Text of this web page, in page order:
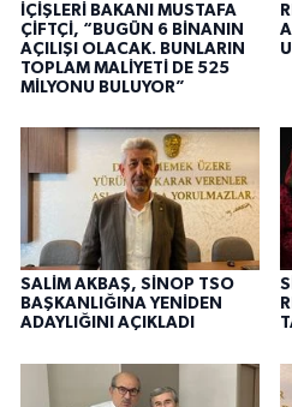
İÇİŞLERİ BAKANI MUSTAFA
ÇİFTÇİ, “BUGÜN 6 BİNANIN
AÇILIŞI OLACAK. BUNLARIN
TOPLAM MALİYETİ DE 525
MİLYONU BULUYOR”
SALİM AKBAŞ, SİNOP TSO
BAŞKANLIĞINA YENİDEN
ADAYLIĞINI AÇIKLADI